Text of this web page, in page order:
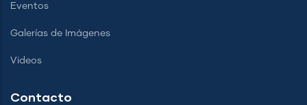
Eventos
Galerías de Imágenes
Videos
Contacto